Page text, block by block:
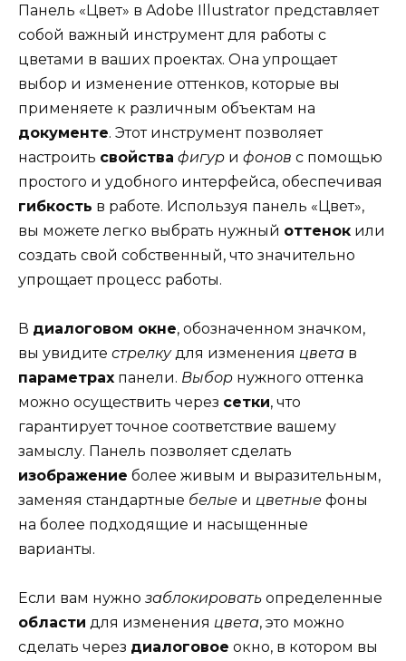
Панель «Цвет» в Adobe Illustrator представляет
собой важный инструмент для работы с
цветами в ваших проектах. Она упрощает
выбор и изменение оттенков, которые вы
применяете к различным объектам на
документе. Этот инструмент позволяет
настроить свойства фигур и фонов с помощью
простого и удобного интерфейса, обеспечивая
гибкость в работе. Используя панель «Цвет»,
вы можете легко выбрать нужный оттенок или
создать свой собственный, что значительно
упрощает процесс работы.
В диалоговом окне, обозначенном значком,
вы увидите стрелкудля изменения цвета в
параметрах панели. Выбор нужного оттенка
можно осуществить через сетки, что
гарантирует точное соответствие вашему
замыслу. Панель позволяет сделать
изображение более живым и выразительным,
заменяя стандартные белые и цветные фоны
на более подходящие и насыщенные
варианты.
Если вам нужно заблокировать определенные
области для изменения цвета, это можно
сделать через диалоговое окно, в котором вы